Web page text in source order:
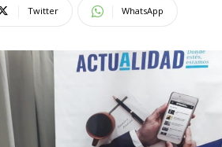
Twitter WhatsApp